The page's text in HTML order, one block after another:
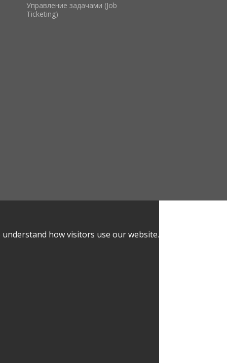
Управление задачами (Job
Ticketing)
how visitors use our website.